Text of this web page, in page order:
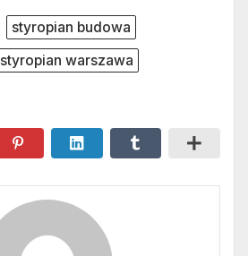
styropian budowa
styropian warszawa